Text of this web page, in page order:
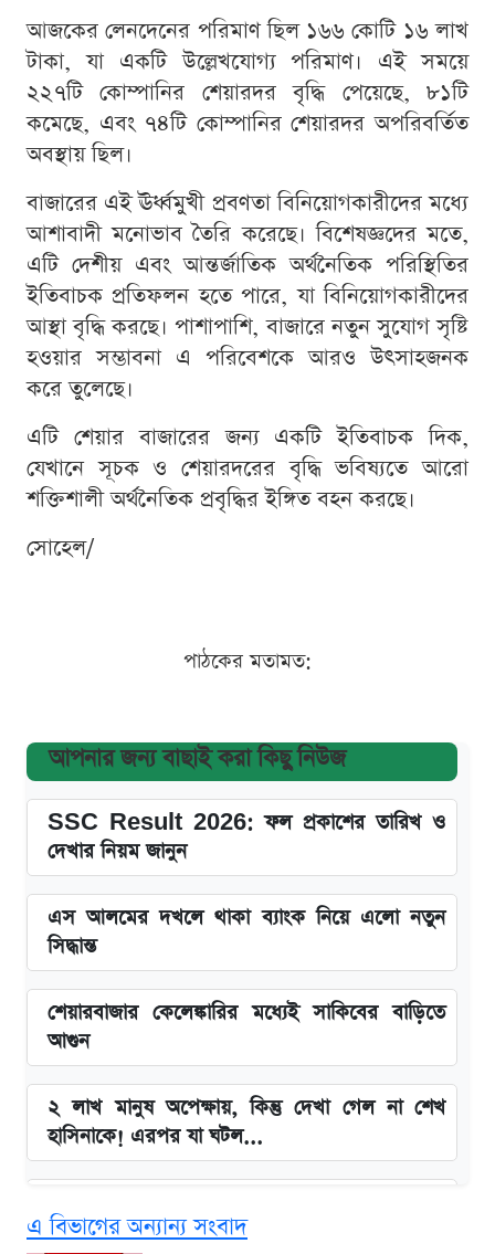
আজকের লেনদেনের পরিমাণ ছিল ১৬৬ কোটি ১৬ লাখ
টাকা, যা একটি উল্লেখযোগ্য পরিমাণ। এই সময়ে
২২৭টি কোম্পানির শেয়ারদর বৃদ্ধি পেয়েছে, ৮১টি
কমেছে, এবং ৭৪টি কোম্পানির শেয়ারদর অপরিবর্তিত
অবস্থায় ছিল।
বাজারের এই ঊর্ধ্বমুখী প্রবণতা বিনিয়োগকারীদের মধ্যে
আশাবাদী মনোভাব তৈরি করেছে। বিশেষজ্ঞদের মতে,
এটি দেশীয় এবং আন্তর্জাতিক অর্থনৈতিক পরিস্থিতির
ইতিবাচক প্রতিফলন হতে পারে, যা বিনিয়োগকারীদের
আস্থা বৃদ্ধি করছে। পাশাপাশি, বাজারে নতুন সুযোগ সৃষ্টি
হওয়ার সম্ভাবনা এ পরিবেশকে আরও উৎসাহজনক
করে তুলেছে।
এটি শেয়ার বাজারের জন্য একটি ইতিবাচক দিক,
যেখানে সূচক ও শেয়ারদরের বৃদ্ধি ভবিষ্যতে আরো
শক্তিশালী অর্থনৈতিক প্রবৃদ্ধির ইঙ্গিত বহন করছে।
সোহেল/
পাঠকের মতামত:
আপনার জন্য বাছাই করা কিছু নিউজ
SSC Result 2026: ফল প্রকাশের তারিখ ও
দেখার নিয়ম জানুন
এস আলমের দখলে থাকা ব্যাংক নিয়ে এলো নতুন
সিদ্ধান্ত
শেয়ারবাজার কেলেঙ্কারির মধ্যেই সাকিবের বাড়িতে
আগুন
২ লাখ মানুষ অপেক্ষায়, কিন্তু দেখা গেল না শেখ
হাসিনাকে! এরপর যা ঘটল...
Redmi K80 নিয়ে আপডেট
এ বিভাগের অন্যান্য সংবাদ